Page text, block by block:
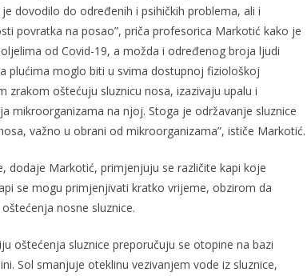
dovodilo do određenih i psihičkih problema, ali i
povratka na posao”, priča profesorica Markotić kako je
od Covid-19, a možda i određenog broja ljudi
plućima moglo biti u svima dostupnoj fiziološkoj
zrakom oštećuju sluznicu nosa, izazivaju upalu i
mikroorganizama na njoj. Stoga je održavanje sluznice
važno u obrani od mikroorganizama”, ističe Markotić.
dodaje Markotić, primjenjuju se različite kapi koje
se mogu primjenjivati kratko vrijeme, obzirom da
nosne sluznice.
oštećenja sluznice preporučuju se otopine na bazi
Sol smanjuje oteklinu vezivanjem vode iz sluznice,